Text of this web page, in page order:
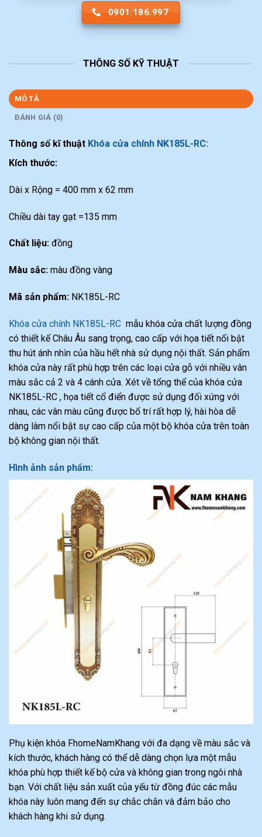
0901.186.997
THÔNG SỐ KỸ THUẬT
MÔ TẢ
ĐÁNH GIÁ (0)
Thông số kĩ thuật Khóa cửa chính NK185L-RC:
Kích thước:
Dài x Rộng = 400 mm x 62 mm
Chiều dài tay gạt =135 mm
Chất liệu: đồng
Màu sắc: màu đồng vàng
Mã sản phẩm: NK185L-RC
Khóa cửa chính NK185L-RC mẫu khóa cửa chất lượng đồng
có thiết kế Châu Âu sang trọng, cao cấp với họa tiết nổi bật
thu hút ánh nhìn của hầu hết nhà sử dụng nội thất. Sản phẩm
khóa cửa này rất phù hợp trên các loại cửa gỗ với nhiều vân
màu sắc cả 2 và 4 cánh cửa. Xét về tổng thể của khóa cửa
NK185L-RC , họa tiết cổ điển được sử dụng đối xứng với
nhau, các vân màu cũng được bố trí rất hợp lý, hài hòa dễ
dàng làm nổi bật sự cao cấp của một bộ khóa cửa trên toàn
bộ không gian nội thất.
Hình ảnh sản phẩm:
Phụ kiện khóa FhomeNamKhang với đa dạng về màu sắc và
kích thước, khách hàng có thể dễ dàng chọn lựa một mẫu
khóa phù hợp thiết kế bộ cửa và không gian trong ngôi nhà
bạn. Với chất liệu sản xuất của yếu từ đồng đúc các mẫu
khóa này luôn mang đến sự chắc chắn và đảm bảo cho
khách hàng khi sử dụng.